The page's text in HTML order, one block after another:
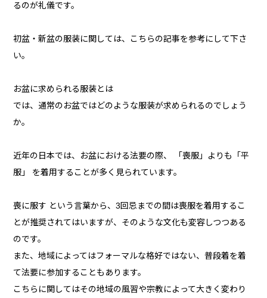
るのが礼儀です。
初盆・新盆の服装に関しては、こちらの記事を参考にして下さ
い。
お盆に求められる服装とは
では、通常のお盆ではどのような服装が求められるのでしょう
か。
近年の日本では、お盆における法要の際、 「喪服」よりも「平
服」 を着用することが多く見られています。
喪に服す という言葉から、3回忌までの間は喪服を着用するこ
とが推奨されてはいますが、そのような文化も変容しつつある
のです。
また、地域によってはフォーマルな格好ではない、普段着を着
て法要に参加することもあります。
こちらに関してはその地域の風習や宗教によって大きく変わり